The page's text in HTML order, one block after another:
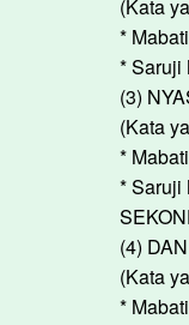
(Kata
*
* Saruji
(3)
(Kata
*
* Saruji
(4)
(Kata
*